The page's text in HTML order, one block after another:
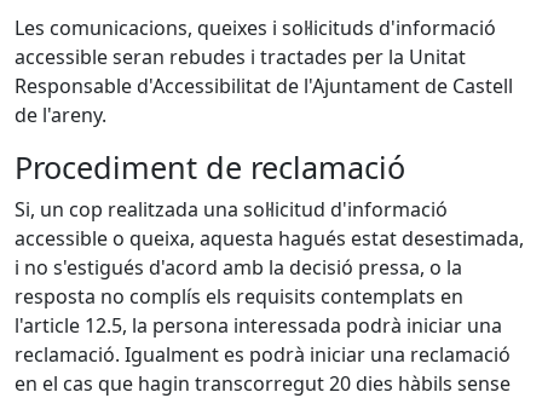
Les comunicacions, queixes i sol·licituds d'informació
accessible seran rebudes i tractades per la Unitat
Responsable d'Accessibilitat de l'Ajuntament de Castell
de l'areny.
Procediment de reclamació
Si, un cop realitzada una sol·licitud d'informació
accessible o queixa, aquesta hagués estat desestimada,
i no s'estigués d'acord amb la decisió pressa, o la
resposta no complís els requisits contemplats en
l'article 12.5, la persona interessada podrà iniciar una
reclamació. Igualment es podrà iniciar una reclamació
en el cas que hagin transcorregut 20 dies hàbils sense